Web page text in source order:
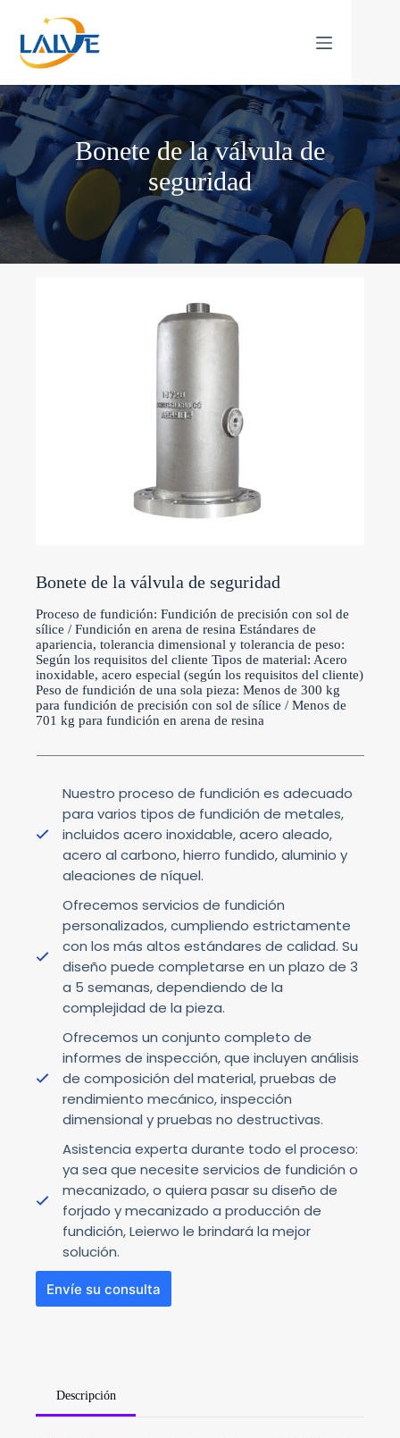
contenido
Bonete de la válvula de
seguridad
Bonete de la válvula de seguridad
Proceso de fundición: Fundición de precisión con sol de
sílice / Fundición en arena de resina Estándares de
apariencia, tolerancia dimensional y tolerancia de peso:
Según los requisitos del cliente Tipos de material: Acero
inoxidable, acero especial (según los requisitos del cliente)
Peso de fundición de una sola pieza: Menos de 300 kg
para fundición de precisión con sol de sílice / Menos de
701 kg para fundición en arena de resina
Nuestro proceso de fundición es adecuado
para varios tipos de fundición de metales,
incluidos acero inoxidable, acero aleado,
acero al carbono, hierro fundido, aluminio y
aleaciones de níquel.
Ofrecemos servicios de fundición
personalizados, cumpliendo estrictamente
con los más altos estándares de calidad. Su
diseño puede completarse en un plazo de 3
a 5 semanas, dependiendo de la
complejidad de la pieza.
Ofrecemos un conjunto completo de
informes de inspección, que incluyen análisis
de composición del material, pruebas de
rendimiento mecánico, inspección
dimensional y pruebas no destructivas.
Asistencia experta durante todo el proceso:
ya sea que necesite servicios de fundición o
mecanizado, o quiera pasar su diseño de
forjado y mecanizado a producción de
fundición, Leierwo le brindará la mejor
solución.
Envíe su consulta
Descripción